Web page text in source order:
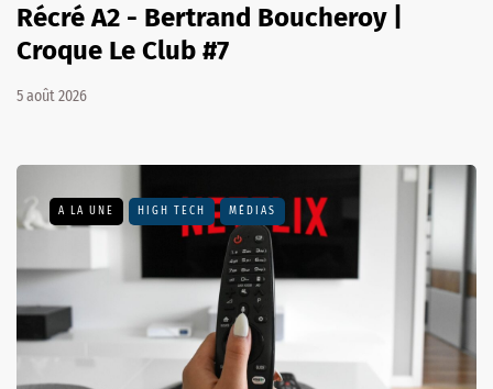
Récré A2 - Bertrand Boucheroy |
Croque Le Club #7
5 août 2026
A LA UNE HIGH TECH MÉDIAS